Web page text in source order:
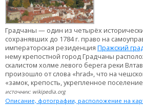
Градчаны — один из четырёх
сохранявших до 1784 г. право на
императорская резиденция Пражский
нему крепостной город Градчаны
скалистом холме левого берега реки
произошло от слова «hrad», что на
«замок, крепость, укрепленное
источник: wikipedia.org
Описание, фотографии, расположение на